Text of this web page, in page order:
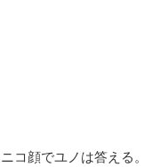
コ顔でユノは答える。